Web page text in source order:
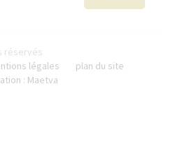
réservés
légales
plan du site
: Maetva